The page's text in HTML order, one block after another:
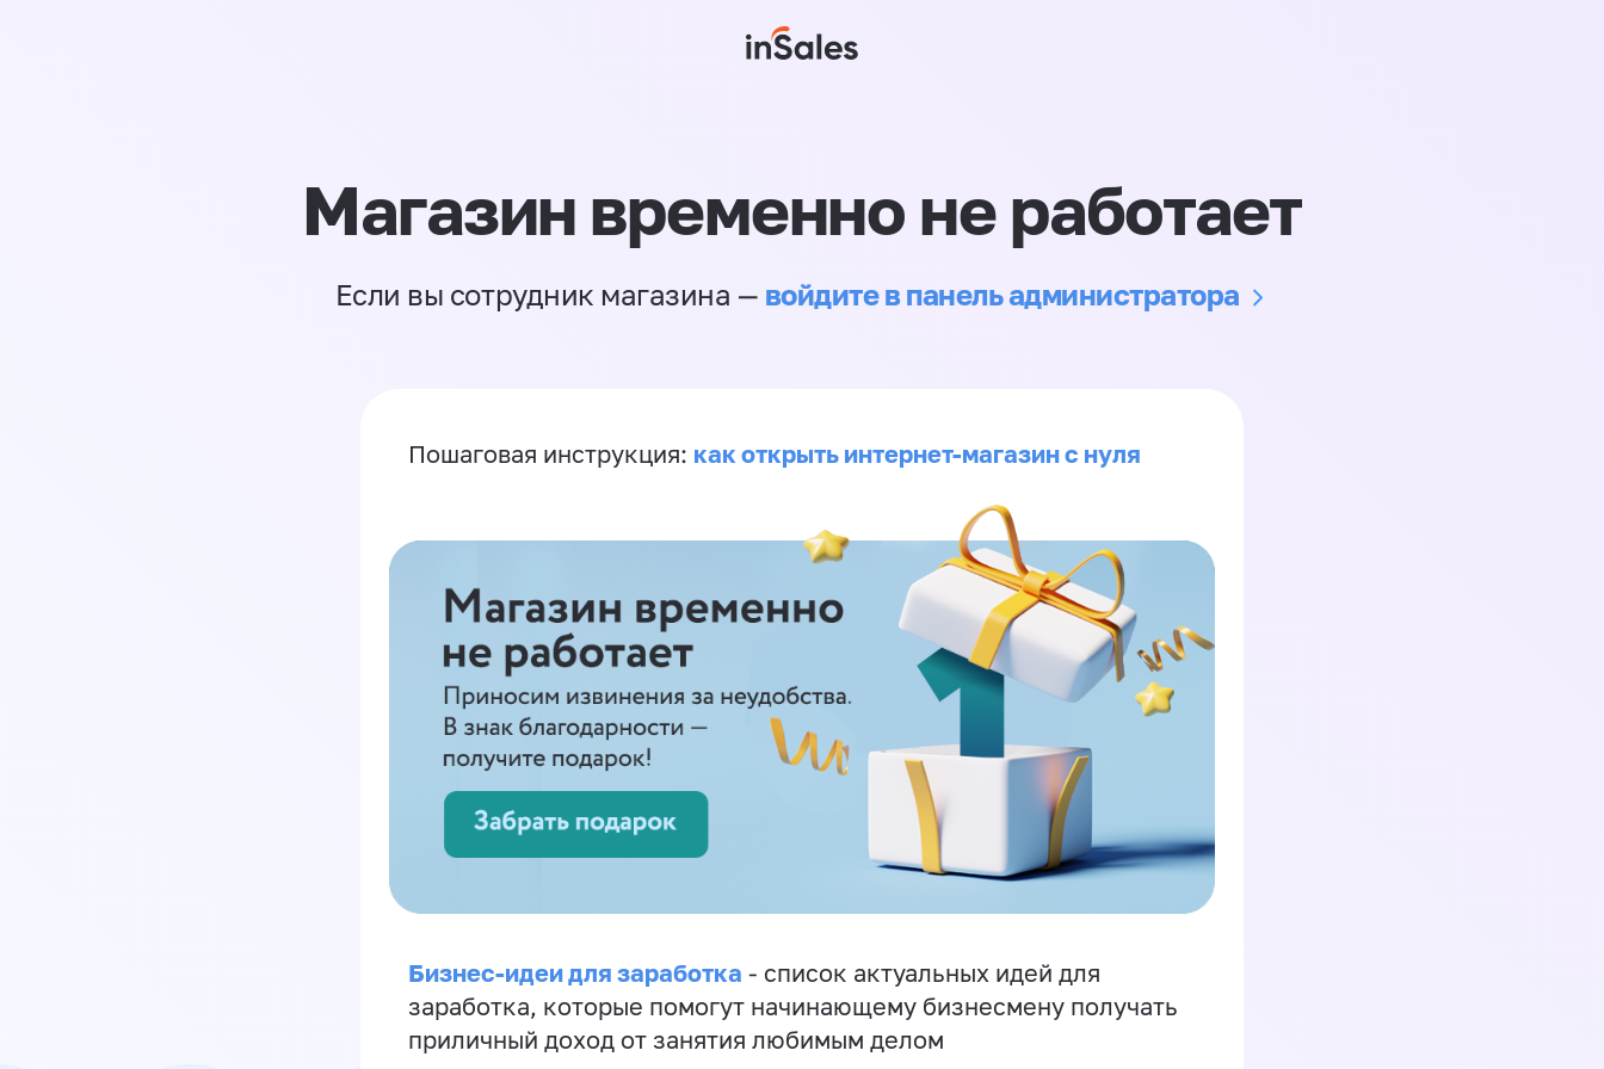
Магазин временно не работает
Если вы сотрудник магазина — войдите в панель администратора
Пошаговая инструкция: как открыть интернет-магазин с нуля
Бизнес-идеи для заработка - список актуальных идей для
заработка, которые помогут начинающему бизнесмену получать
приличный доход от занятия любимым делом